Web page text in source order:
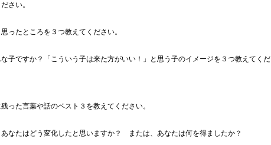
さい。
ったところを３つ教えてください。
子ですか？「こういう子は来た方がいい！」と思う子のイメージを３つ教えてくだ
った言葉や話のベスト３を教えてください。
なたはどう変化したと思いますか？　または、あなたは何を得ましたか？